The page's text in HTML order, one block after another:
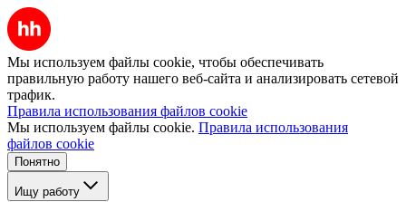
Мы используем файлы cookie, чтобы обеспечивать
правильную работу нашего веб-сайта и анализировать сетевой
трафик.
Правила использования файлов cookie
Мы используем файлы cookie. Правила использования
файлов cookie
Понятно
Ищу работу